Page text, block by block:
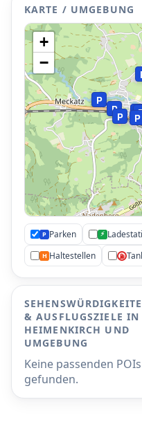
KARTE / UMGEBUNG
P
P
P
P
PP
P
P
P
P
+
−
P Parken ⚡
H Haltestellen ⛽
& AUSFLUGSZIELE IN
HEIMENKIRCH UND
UMGEBUNG
Keine passenden POIs
gefunden.